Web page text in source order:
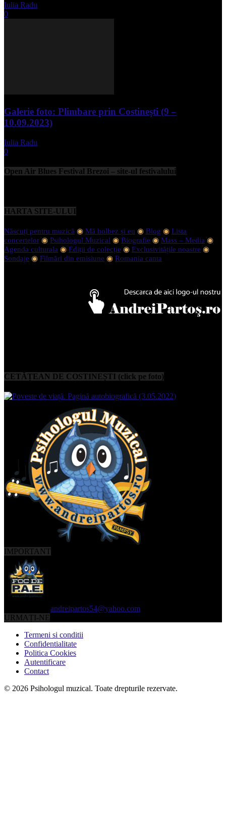
Iulia Radu
0
Galerie foto: Plimbare prin Costinești (9 –
10.09.2023)
Iulia Radu
0
Open Air Blues Festival Brezoi – site-ul festivalului
HARTA SITE-ULUI
Născuți pentru muzică ◉ Mă holbez și eu ◉ Blog ◉ Lista
concertelor ◉ Psihologul Muzical ◉ Biografie ◉ Mass – Media ◉
Agenda culturala ◉ Ediții de colecție ◉ Exclusivitățile noastre ◉
Sondaje ◉ Filmări din emisiune ◉ Romania canta
CETĂȚEAN DE COSTINEȘTI (click pe foto)
IMPORTANT
andreipartos54@yahoo.com
URMAȚI-NE
Termeni si conditii
Confidentialitate
Politica Cookies
Autentificare
Contact
© 2026 Psihologul muzical. Toate drepturile rezervate.